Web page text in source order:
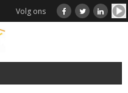
Volg ons